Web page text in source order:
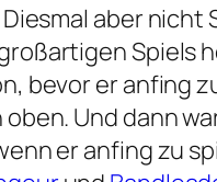
aber
Spiels
bevor er anfing
Und dann
er anfing zu